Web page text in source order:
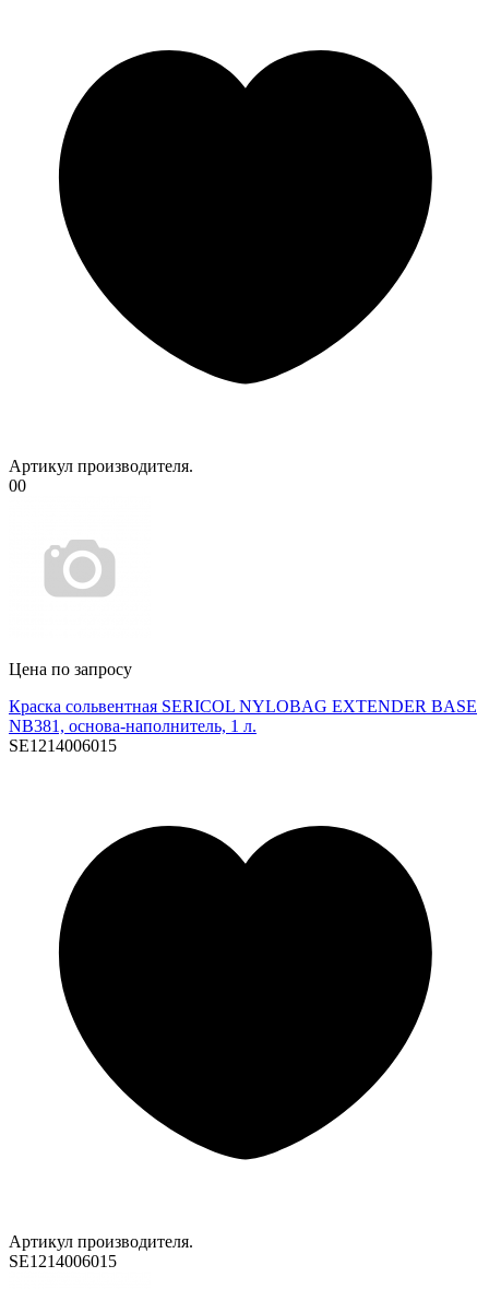
Артикул производителя.
00
Цена по запросу
Краска сольвентная SERICOL NYLOBAG EXTENDER BASE
NB381, основа-наполнитель, 1 л.
SE1214006015
Артикул производителя.
SE1214006015